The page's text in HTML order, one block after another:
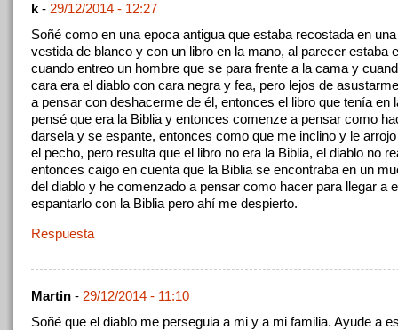
k - 29/12/2014 - 12:27
Soñé como en una epoca antigua que estaba recostada en
vestida de blanco y con un libro en la mano, al parecer estaba
cuando entreo un hombre que se para frente a la cama y
cara era el diablo con cara negra y fea, pero lejos de
a pensar con deshacerme de él, entonces el libro que tenía en
pensé que era la Biblia y entonces comenze a pensar como
darsela y se espante, entonces como que me inclino y le
el pecho, pero resulta que el libro no era la Biblia, el diablo no
entonces caigo en cuenta que la Biblia se encontraba en un
del diablo y he comenzado a pensar como hacer para llegar a
espantarlo con la Biblia pero ahí me despierto.
Respuesta
Martin - 29/12/2014 - 11:10
Soñé que el diablo me perseguia a mi y a mi familia. Ayude a